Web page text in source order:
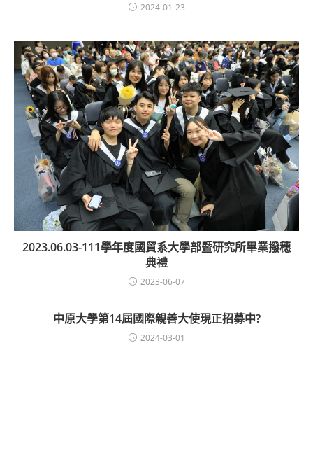
2024-01-23
2023.06.03-111學年度國貿系大學部暨研究所畢業撥穗
典禮
2023-06-07
中原大學第14屆國際親善大使現正招募中?
2024-03-01